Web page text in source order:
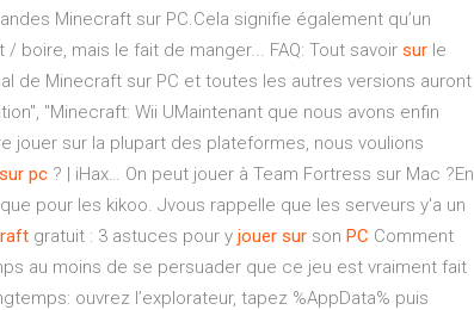
Minecraft sur PC.Cela signifie également qu’un
mais le fait de manger... FAQ: Tout savoir sur le
de Minecraft sur PC et toutes les autres versions auront
"Minecraft: Wii UMaintenant que nous avons enfin
jouer sur la plupart des plateformes, nous voulions
sur pc ? | iHax… On peut jouer à Team Fortress sur Mac ?En
pour les kikoo. Jvous rappelle que les serveurs y'a un
gratuit : 3 astuces pour y jouer sur son PC Comment
au moins de se persuader que ce jeu est vraiment fait
ouvrez l’explorateur, tapez %AppData% puis